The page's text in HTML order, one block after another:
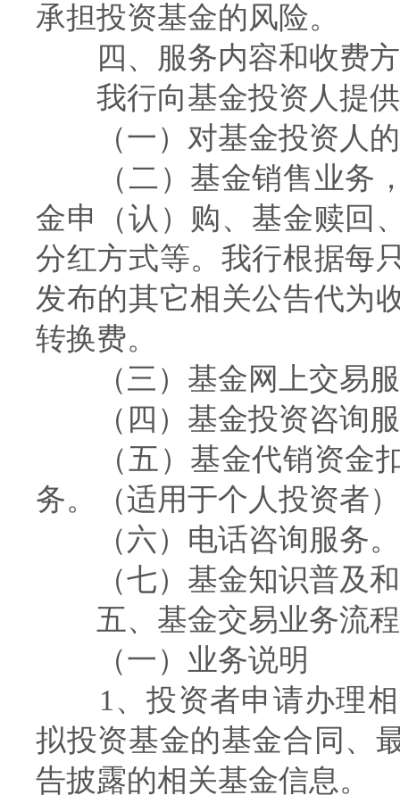
承担投资基金的风险。
四、服务内容和收费
我行向基金投资人提供
（一）对基金投资人的
（二）基金销售业务，
金申（认）购、基金赎回
分红方式等。我行根据每
发布的其它相关公告代为
转换费。
（三）基金网上交易
（四）基金投资咨询
（五）基金代销资金扣
务。（适用于个人投资者）
（六）电话咨询服务。
（七）基金知识普及和
五、基金交易业务流程
（一）业务说明
1、投资者申请办理相
拟投资基金的基金合同、
告披露的相关基金信息。